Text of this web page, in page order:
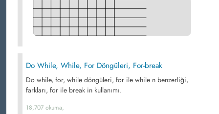
Do While, While, For Döngüleri, For-break
Do while, for, while döngüleri, for ile while n benzerliği,
farkları, for ile break in kullanımı.
18,707 okuma,